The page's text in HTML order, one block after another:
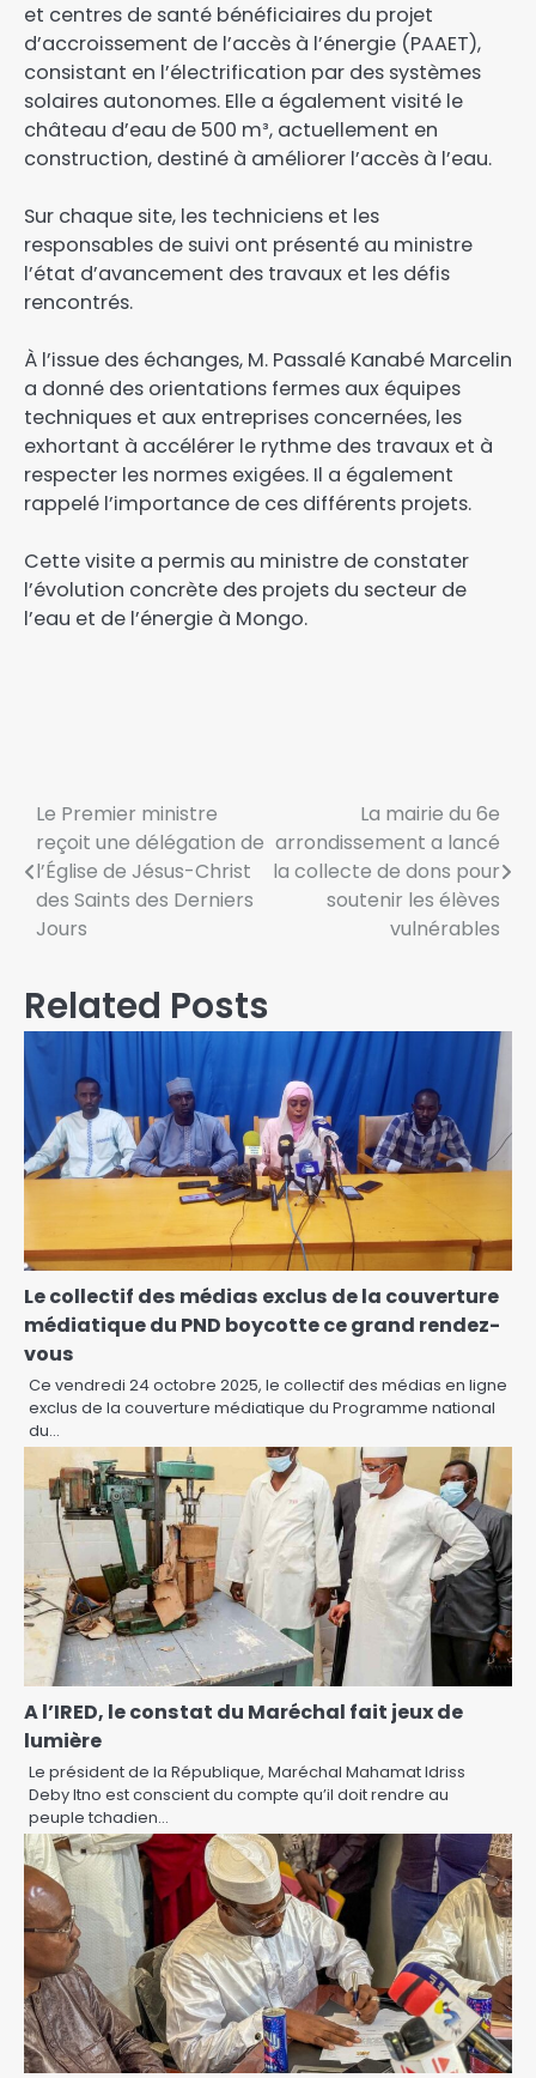
et centres de santé bénéficiaires du projet
d’accroissement de l’accès à l’énergie (PAAET),
consistant en l’électrification par des systèmes
solaires autonomes. Elle a également visité le
château d’eau de 500 m³, actuellement en
construction, destiné à améliorer l’accès à l’eau.
Sur chaque site, les techniciens et les
responsables de suivi ont présenté au ministre
l’état d’avancement des travaux et les défis
rencontrés.
À l’issue des échanges, M. Passalé Kanabé Marcelin
a donné des orientations fermes aux équipes
techniques et aux entreprises concernées, les
exhortant à accélérer le rythme des travaux et à
respecter les normes exigées. Il a également
rappelé l’importance de ces différents projets.
Cette visite a permis au ministre de constater
l’évolution concrète des projets du secteur de
l’eau et de l’énergie à Mongo.
Le Premier ministre
reçoit une délégation de
l’Église de Jésus-Christ
des Saints des Derniers
Jours
La mairie du 6e
arrondissement a lancé
la collecte de dons pour
soutenir les élèves
vulnérables
Related Posts
Le collectif des médias exclus de la couverture
médiatique du PND boycotte ce grand rendez-
vous
Ce vendredi 24 octobre 2025, le collectif des médias en ligne
exclus de la couverture médiatique du Programme national
du…
A l’IRED, le constat du Maréchal fait jeux de
lumière
Le président de la République, Maréchal Mahamat Idriss
Deby Itno est conscient du compte qu’il doit rendre au
peuple tchadien…